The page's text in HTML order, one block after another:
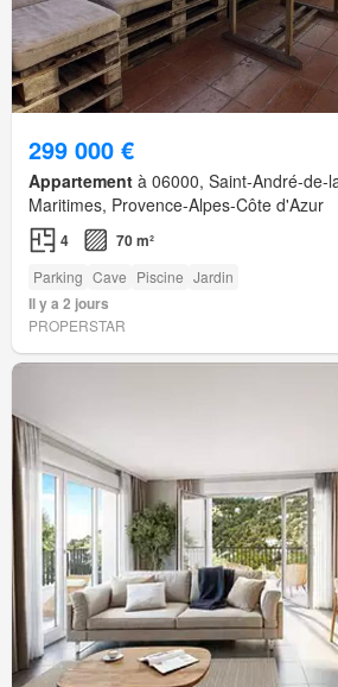
299 000 €
Appartement à 06000, Saint-André-de-
Maritimes, Provence-Alpes-Côte d'Azur
4 70 m²
Parking Cave Piscine Jardin
Il y a 2 jours
PROPERSTAR